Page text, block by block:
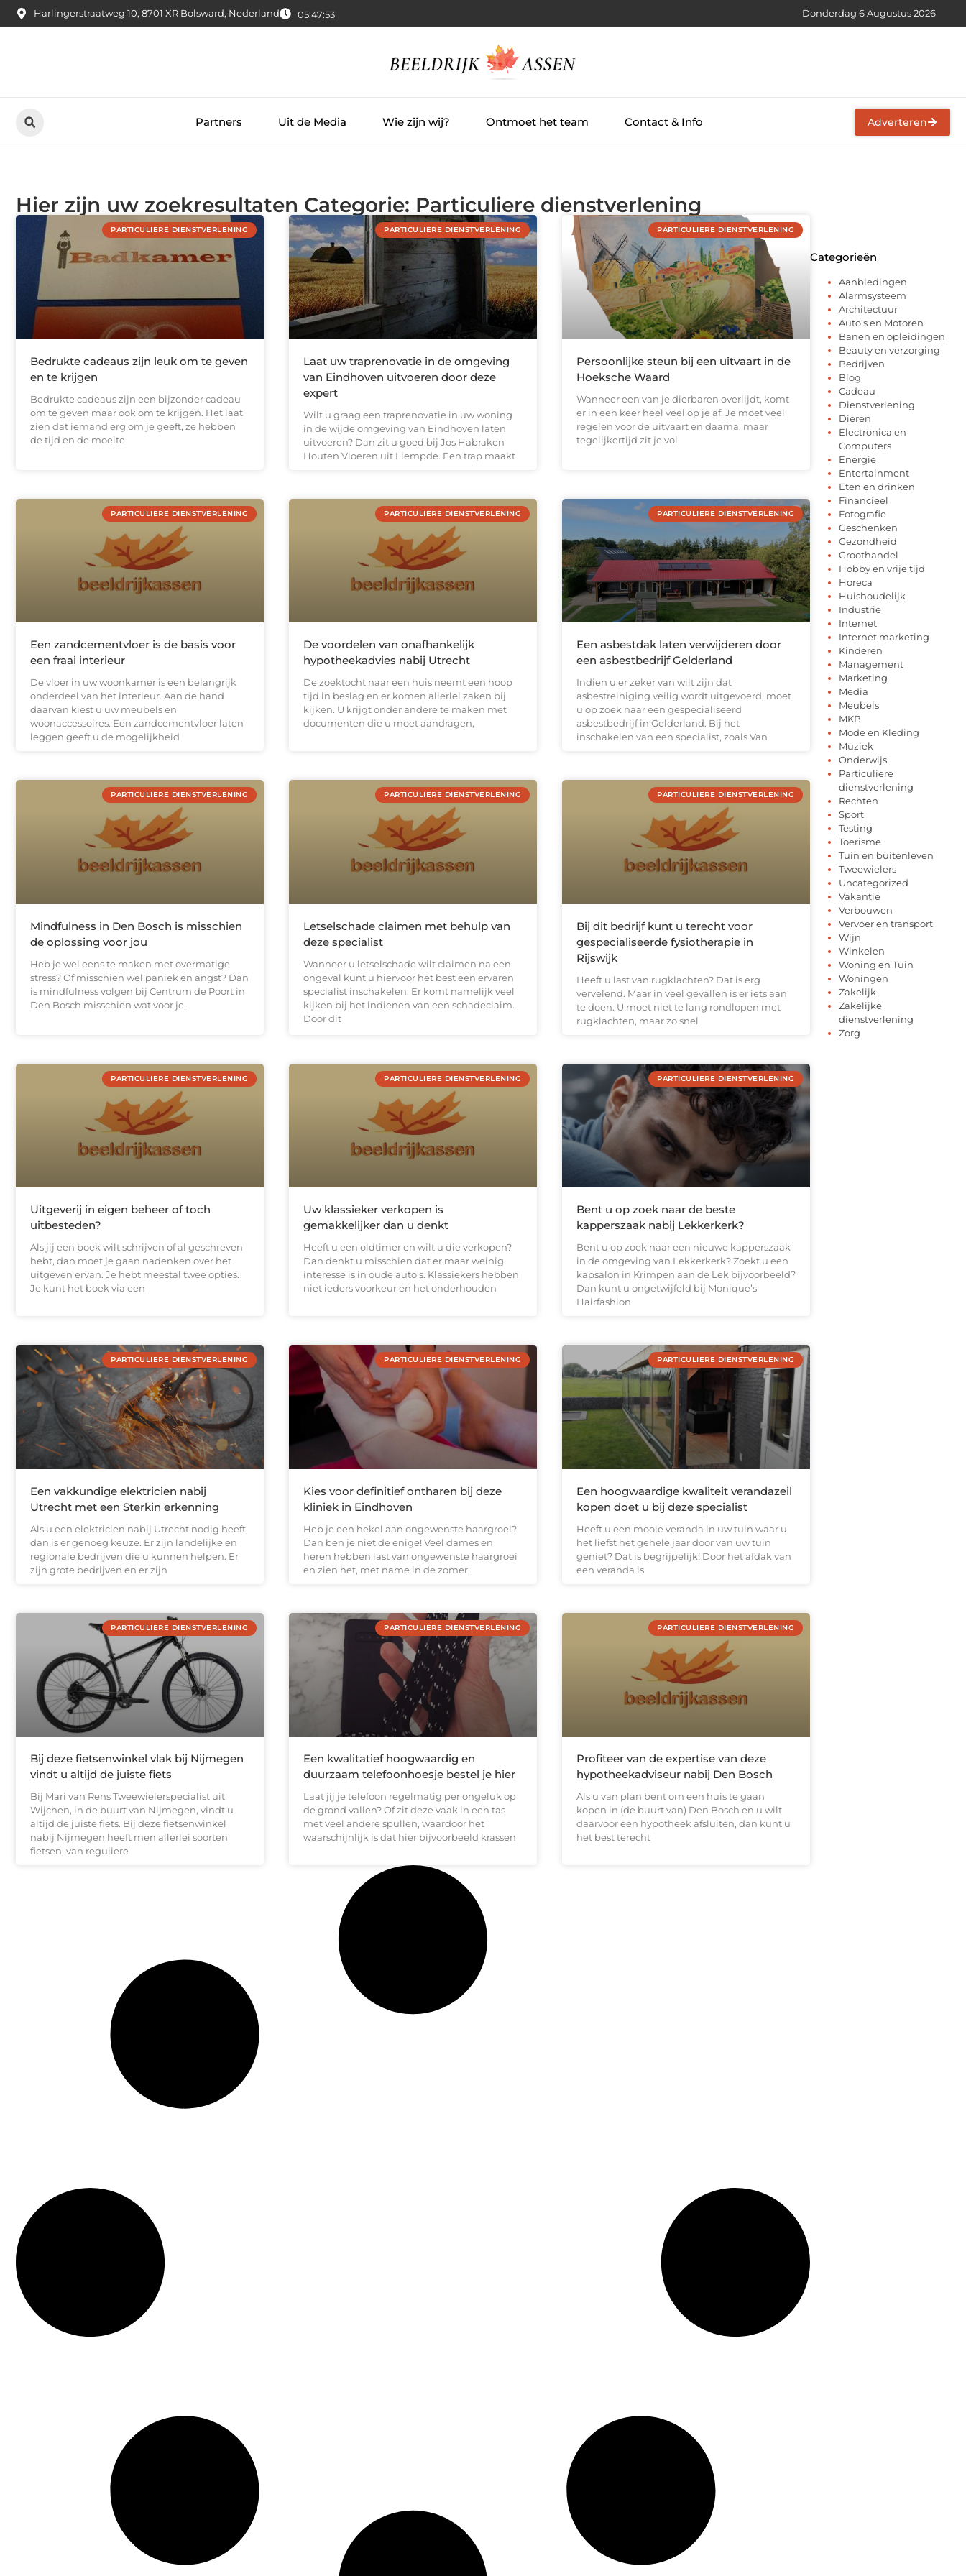
Harlingerstraatweg 10, 8701 XR Bolsward, Nederland 05:47:54 Donderdag 6 Augustus 2026
Partners Uit de Media Wie zijn wij? Ontmoet het team Contact & Info Adverteren
Hier zijn uw zoekresultaten Categorie: Particuliere dienstverlening
PARTICULIERE DIENSTVERLENING
Bedrukte cadeaus zijn leuk om te geven
en te krijgen
Bedrukte cadeaus zijn een bijzonder cadeau
om te geven maar ook om te krijgen. Het laat
zien dat iemand erg om je geeft, ze hebben
de tijd en de moeite
PARTICULIERE DIENSTVERLENING
Laat uw traprenovatie in de omgeving
van Eindhoven uitvoeren door deze
expert
Wilt u graag een traprenovatie in uw woning
in de wijde omgeving van Eindhoven laten
uitvoeren? Dan zit u goed bij Jos Habraken
Houten Vloeren uit Liempde. Een trap maakt
PARTICULIERE DIENSTVERLENING
Persoonlijke steun bij een uitvaart in de
Hoeksche Waard
Wanneer een van je dierbaren overlijdt, komt
er in een keer heel veel op je af. Je moet veel
regelen voor de uitvaart en daarna, maar
tegelijkertijd zit je vol
PARTICULIERE DIENSTVERLENING
Een zandcementvloer is de basis voor
een fraai interieur
De vloer in uw woonkamer is een belangrijk
onderdeel van het interieur. Aan de hand
daarvan kiest u uw meubels en
woonaccessoires. Een zandcementvloer laten
leggen geeft u de mogelijkheid
PARTICULIERE DIENSTVERLENING
De voordelen van onafhankelijk
hypotheekadvies nabij Utrecht
De zoektocht naar een huis neemt een hoop
tijd in beslag en er komen allerlei zaken bij
kijken. U krijgt onder andere te maken met
documenten die u moet aandragen,
PARTICULIERE DIENSTVERLENING
Een asbestdak laten verwijderen door
een asbestbedrijf Gelderland
Indien u er zeker van wilt zijn dat
asbestreiniging veilig wordt uitgevoerd, moet
u op zoek naar een gespecialiseerd
asbestbedrijf in Gelderland. Bij het
inschakelen van een specialist, zoals Van
PARTICULIERE DIENSTVERLENING
Mindfulness in Den Bosch is misschien
de oplossing voor jou
Heb je wel eens te maken met overmatige
stress? Of misschien wel paniek en angst? Dan
is mindfulness volgen bij Centrum de Poort in
Den Bosch misschien wat voor je.
PARTICULIERE DIENSTVERLENING
Letselschade claimen met behulp van
deze specialist
Wanneer u letselschade wilt claimen na een
ongeval kunt u hiervoor het best een ervaren
specialist inschakelen. Er komt namelijk veel
kijken bij het indienen van een schadeclaim.
Door dit
PARTICULIERE DIENSTVERLENING
Bij dit bedrijf kunt u terecht voor
gespecialiseerde fysiotherapie in
Rijswijk
Heeft u last van rugklachten? Dat is erg
vervelend. Maar in veel gevallen is er iets aan
te doen. U moet niet te lang rondlopen met
rugklachten, maar zo snel
PARTICULIERE DIENSTVERLENING
Uitgeverij in eigen beheer of toch
uitbesteden?
Als jij een boek wilt schrijven of al geschreven
hebt, dan moet je gaan nadenken over het
uitgeven ervan. Je hebt meestal twee opties.
Je kunt het boek via een
PARTICULIERE DIENSTVERLENING
Uw klassieker verkopen is
gemakkelijker dan u denkt
Heeft u een oldtimer en wilt u die verkopen?
Dan denkt u misschien dat er maar weinig
interesse is in oude auto’s. Klassiekers hebben
niet ieders voorkeur en het onderhouden
PARTICULIERE DIENSTVERLENING
Bent u op zoek naar de beste
kapperszaak nabij Lekkerkerk?
Bent u op zoek naar een nieuwe kapperszaak
in de omgeving van Lekkerkerk? Zoekt u een
kapsalon in Krimpen aan de Lek bijvoorbeeld?
Dan kunt u ongetwijfeld bij Monique’s
Hairfashion
PARTICULIERE DIENSTVERLENING
Een vakkundige elektricien nabij
Utrecht met een Sterkin erkenning
Als u een elektricien nabij Utrecht nodig heeft,
dan is er genoeg keuze. Er zijn landelijke en
regionale bedrijven die u kunnen helpen. Er
zijn grote bedrijven en er zijn
PARTICULIERE DIENSTVERLENING
Kies voor definitief ontharen bij deze
kliniek in Eindhoven
Heb je een hekel aan ongewenste haargroei?
Dan ben je niet de enige! Veel dames en
heren hebben last van ongewenste haargroei
en zien het, met name in de zomer,
PARTICULIERE DIENSTVERLENING
Een hoogwaardige kwaliteit verandazeil
kopen doet u bij deze specialist
Heeft u een mooie veranda in uw tuin waar u
het liefst het gehele jaar door van uw tuin
geniet? Dat is begrijpelijk! Door het afdak van
een veranda is
PARTICULIERE DIENSTVERLENING
Bij deze fietsenwinkel vlak bij Nijmegen
vindt u altijd de juiste fiets
Bij Mari van Rens Tweewielerspecialist uit
Wijchen, in de buurt van Nijmegen, vindt u
altijd de juiste fiets. Bij deze fietsenwinkel
nabij Nijmegen heeft men allerlei soorten
fietsen, van reguliere
PARTICULIERE DIENSTVERLENING
Een kwalitatief hoogwaardig en
duurzaam telefoonhoesje bestel je hier
Laat jij je telefoon regelmatig per ongeluk op
de grond vallen? Of zit deze vaak in een tas
met veel andere spullen, waardoor het
waarschijnlijk is dat hier bijvoorbeeld krassen
PARTICULIERE DIENSTVERLENING
Profiteer van de expertise van deze
hypotheekadviseur nabij Den Bosch
Als u van plan bent om een huis te gaan
kopen in (de buurt van) Den Bosch en u wilt
daarvoor een hypotheek afsluiten, dan kunt u
het best terecht
Categorieën
Aanbiedingen
Alarmsysteem
Architectuur
Auto's en Motoren
Banen en opleidingen
Beauty en verzorging
Bedrijven
Blog
Cadeau
Dienstverlening
Dieren
Electronica en
Computers
Energie
Entertainment
Eten en drinken
Financieel
Fotografie
Geschenken
Gezondheid
Groothandel
Hobby en vrije tijd
Horeca
Huishoudelijk
Industrie
Internet
Internet marketing
Kinderen
Management
Marketing
Media
Meubels
MKB
Mode en Kleding
Muziek
Onderwijs
Particuliere
dienstverlening
Rechten
Sport
Testing
Toerisme
Tuin en buitenleven
Tweewielers
Uncategorized
Vakantie
Verbouwen
Vervoer en transport
Wijn
Winkelen
Woning en Tuin
Woningen
Zakelijk
Zakelijke
dienstverlening
Zorg